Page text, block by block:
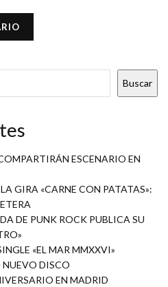
Buscar
ESCENARIO EN
GIRA «CARNE CON PATATAS»:
DE PUNK ROCK PUBLICA SU
«EL MAR MMXXVI»
DISCO
EN MADRID